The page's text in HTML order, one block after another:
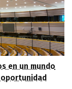
en un mundo
oportunidad